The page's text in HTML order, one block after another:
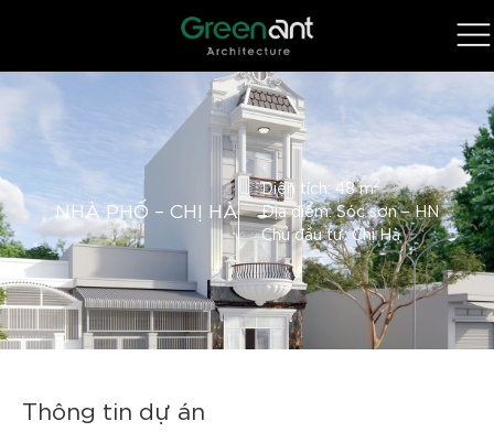
NHÀ PHỐ – CHỊ HÀ
Diện tích: 48 m2
Địa điểm: Sóc sơn – HN
Chủ đầu tư: Chị Hà
Thông tin dự án